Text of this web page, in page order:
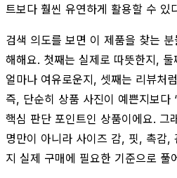
트보다 훨씬 유연하게 활용할 수 있
검색 의도를 보면 이 제품을 찾는
해해요. 첫째는 실제로 따뜻한지,
얼마나 여유로운지, 셋째는 리뷰처
즉, 단순히 상품 사진이 예쁜지보다
핵심 판단 포인트인 상품이에요. 그
명만이 아니라 사이즈 감, 핏, 촉감,
지 실제 구매에 필요한 기준으로 풀